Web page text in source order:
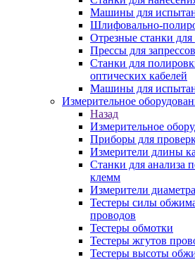
Машины для
Шлифовально-
Отрезные станки для
Прессы для
Станки для
оптических кабелей
Машины для
Измерительное
Назад
Измерительное
Приборы для
Измерители длины
Станки для анализа
клемм
Измерители диаметра
Тестеры силы
проводов
Тестеры обмотки
Тестеры жгутов
Тестеры высоты